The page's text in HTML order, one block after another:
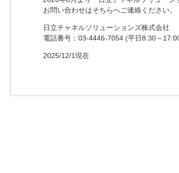
お問い合わせはそちらへご連絡ください。
日立チャネルソリューションズ株式会社
電話番号：03-4446-7054 (平日8:30～
2025/12/1現在